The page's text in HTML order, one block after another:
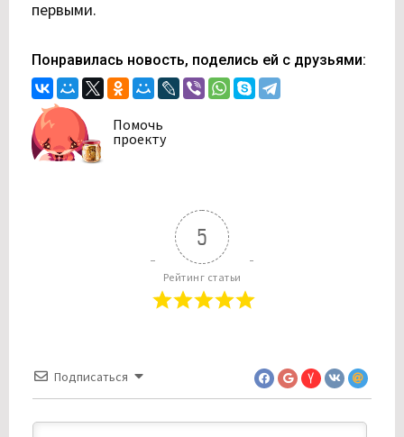
первыми.
Понравилась новость, поделись ей с друзьями:
Помочь
проекту
5
Рейтинг статьи
Подписаться